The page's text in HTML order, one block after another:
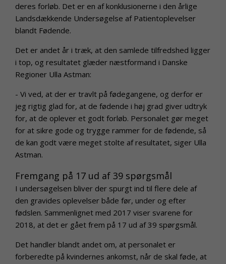
deres forløb. Det er en af konklusionerne i den årlige
Landsdækkende Undersøgelse af Patientoplevelser
blandt Fødende.
Det er andet år i træk, at den samlede tilfredshed ligger
i top, og resultatet glæder næstformand i Danske
Regioner Ulla Astman:
- Vi ved, at der er travlt på fødegangene, og derfor er
jeg rigtig glad for, at de fødende i høj grad giver udtryk
for, at de oplever et godt forløb. Personalet gør meget
for at sikre gode og trygge rammer for de fødende, så
de kan godt være meget stolte af resultatet, siger Ulla
Astman.
Fremgang på 17 ud af 39 spørgsmål
I undersøgelsen bliver der spurgt ind til flere dele af
den gravides oplevelser både før, under og efter
fødslen. Sammenlignet med 2017 viser svarene for
2018, at det er gået frem på 17 ud af 39 spørgsmål.
Det handler blandt andet om, at personalet er
forberedte på kvindernes ankomst, når de skal føde, at